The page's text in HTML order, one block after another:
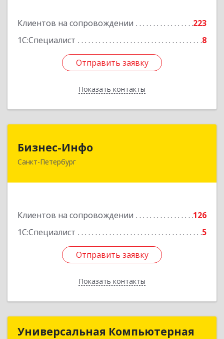
Клиентов на сопровождении
223
1С:Специалист
8
Отправить заявку
Показать контакты
Отправить заявку
Назад
Бизнес-Инфо
Санкт-Петербург
Клиентов на сопровождении
126
1С:Специалист
5
Отправить заявку
Показать контакты
191119, Санкт-Петербург г, Константина
Подробнее
Отправить заявку
Назад
Универсальная Компьютерная
Универсальная Компьютерная